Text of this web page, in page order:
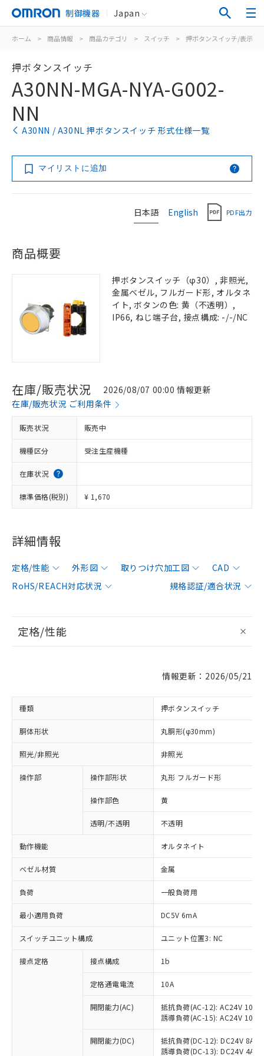
制御機器 Japan
ホーム > 商品情報 > 商品カテゴリ > スイッチ > 押ボタンスイッチ/表示灯
押ボタンスイッチ
A30NN-MGA-NYA-G002-
NN
A30NN / A30NL 押ボタンスイッチ 形式仕様一覧
マイリストに追加
日本語 English PDF出力
商品概要
押ボタンスイッチ（φ30）, 非照光,
金属ベゼル, フルガード形, オルタネ
イト, ボタンの色: 黄（不透明）,
IP66, ねじ端子台, 接点構成: -/-/NC
在庫/販売状況
2026/08/07 00:00 情報更新
在庫/販売状況 ご利用条件
販売状況 販売中
機種区分 受注生産機種
在庫状況
標準価格(税別) ¥ 1,670
詳細情報
定格/性能 外形図 取りつけ穴加工図
CAD
RoHS/REACH対応状況
規格認証/適合状況
定格/性能
情報更新：2026/05/21
種類 押ボタンスイッチ
胴体形状 丸胴形(φ30mm)
照光/非照光 非照光
操作部 操作部形状 丸形 フルガード形
操作部色 黄
透明/不透明 不透明
動作機能 オルタネイト
ベゼル材質 金属
負荷 一般負荷用
最小適用負荷 DC5V 6mA
スイッチユニット構成 ユニット位置3: NC
接点定格 接点構成 1b
定格通電電流 10A
開閉能力(AC)
抵抗負荷(AC-12): AC24V 10A/
誘導負荷(AC-15): AC24V
開閉能力(DC)
抵抗負荷(DC-12): DC24V 8A/
誘導負荷(DC-13): DC24V 4A/
ご利用条件
対応済み：EU RoHS指令（10物質）の
非含有に対応した製品が提供可能な商品で
対応予定：EU RoHS指令（10物質）の非含
有に対応した製品に切り替える予定のある